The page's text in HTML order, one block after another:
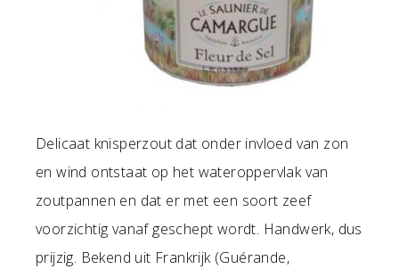
Delicaat knisperzout dat onder invloed van zon
en wind ontstaat op het wateroppervlak van
zoutpannen en dat er met een soort zeef
voorzichtig vanaf geschept wordt. Handwerk, dus
prijzig. Bekend uit Frankrijk (Guérande,